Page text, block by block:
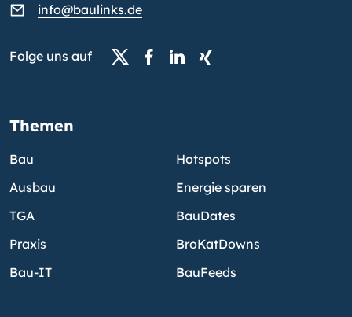
info@baulinks.de
Folge uns auf
Themen
Bau
Ausbau
TGA
Praxis
Bau-IT
Hotspots
Energie sparen
BauDates
BroKatDowns
BauFeeds